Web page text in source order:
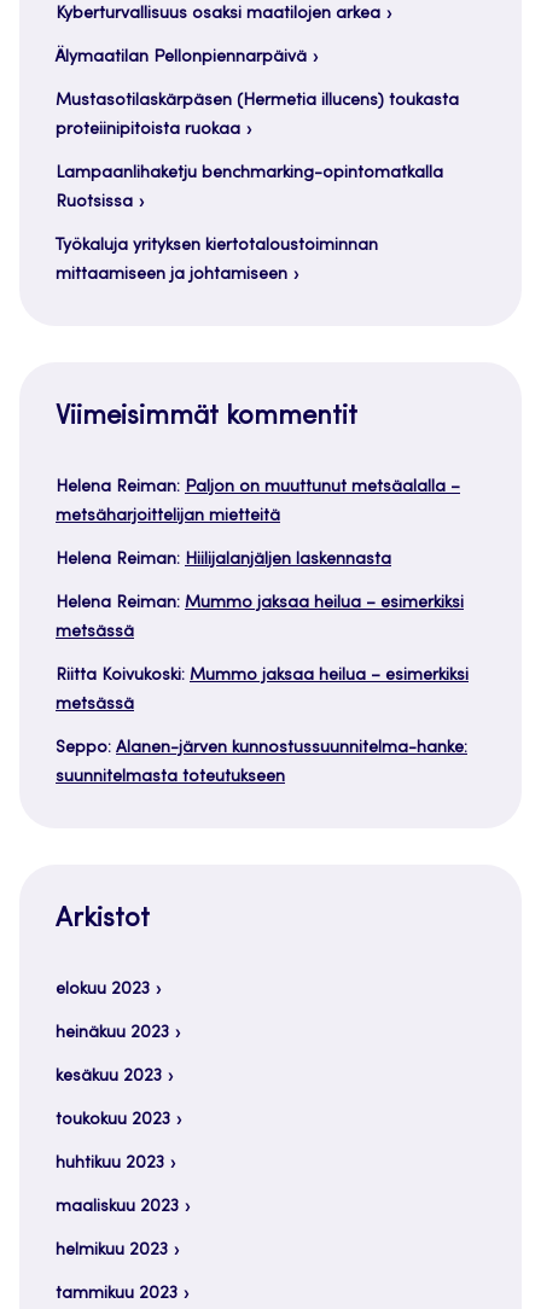
Kyberturvallisuus osaksi maatilojen arkea
Älymaatilan Pellonpiennarpäivä
Mustasotilaskärpäsen (Hermetia illucens) toukasta
proteiinipitoista ruokaa
Lampaanlihaketju benchmarking-opintomatkalla
Ruotsissa
Työkaluja yrityksen kiertotaloustoiminnan
mittaamiseen ja johtamiseen
Viimeisimmät kommentit
Helena Reiman: Paljon on muuttunut metsäalalla –
metsäharjoittelijan mietteitä
Helena Reiman: Hiilijalanjäljen laskennasta
Helena Reiman: Mummo jaksaa heilua – esimerkiksi
metsässä
Riitta Koivukoski: Mummo jaksaa heilua – esimerkiksi
metsässä
Seppo: Alanen-järven kunnostussuunnitelma-hanke:
suunnitelmasta toteutukseen
Arkistot
elokuu 2023
heinäkuu 2023
kesäkuu 2023
toukokuu 2023
huhtikuu 2023
maaliskuu 2023
helmikuu 2023
tammikuu 2023